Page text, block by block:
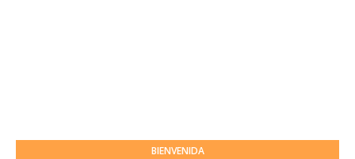
BIENVENIDA